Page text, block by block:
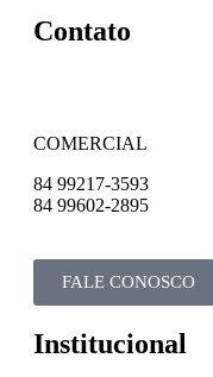
Contato
COMERCIAL
84 99217-3593
84 99602-2895
FALE CONOSCO
Institucional